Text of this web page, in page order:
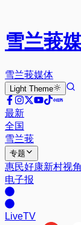
雪兰莪
雪兰莪媒体
Light Theme
最新
全国
雪兰莪
专题
惠民好康新村视角
电子报
LiveTV